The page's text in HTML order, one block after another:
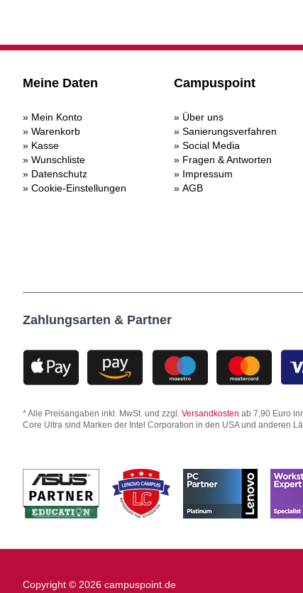
Meine Daten
Mein Konto
Warenkorb
Kasse
Wunschliste
Datenschutz
Cookie-Einstellungen
Campuspoint
Über uns
Sanierungsverfahren
Social Media
Fragen & Antworten
Impressum
AGB
Zahlungsarten & Partner
* Alle Preisangaben inkl. MwSt. und zzgl. Versandkosten ab 7,90 Euro
Core Ultra sind Marken der Intel Corporation in den USA und anderen
Copyright © 2026 campuspoint.de